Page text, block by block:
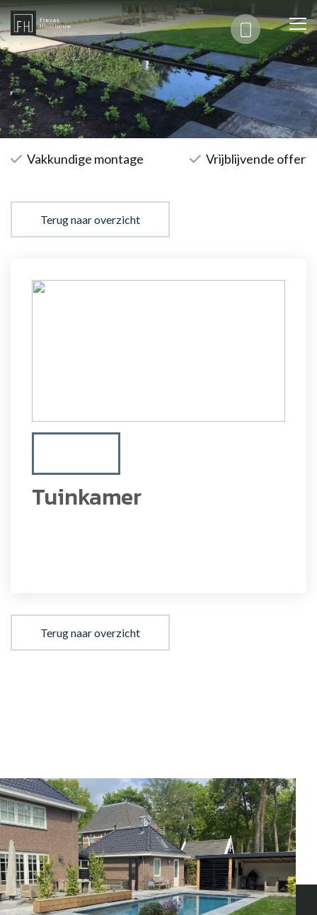
Vakkundige montage Vrijblijvende offerte
Terug naar overzicht
Tuinkamer
Terug naar overzicht